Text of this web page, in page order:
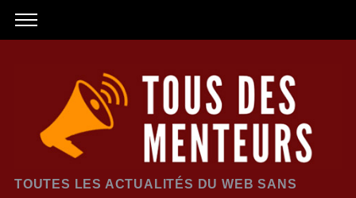
TOUTES LES ACTUALITÉS DU WEB SANS